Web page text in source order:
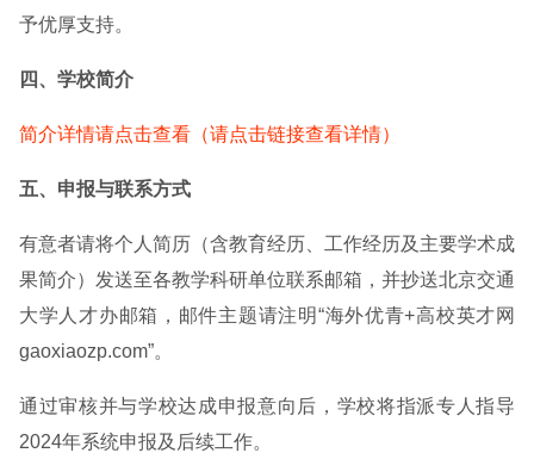
予优厚支持。
四、学校简介
简介详情请点击查看（请点击链接查看详情）
五、申报与联系方式
有意者请将个人简历（含教育经历、工作经历及主要学术成
果简介）发送至各教学科研单位联系邮箱，并抄送北京交通
大学人才办邮箱，邮件主题请注明“海外优青+高校英才网
gaoxiaozp.com”。
通过审核并与学校达成申报意向后，学校将指派专人指导
2024年系统申报及后续工作。